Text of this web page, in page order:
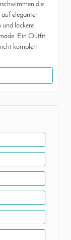
die
eleganten
und lockere
Ein Outfit
komplett